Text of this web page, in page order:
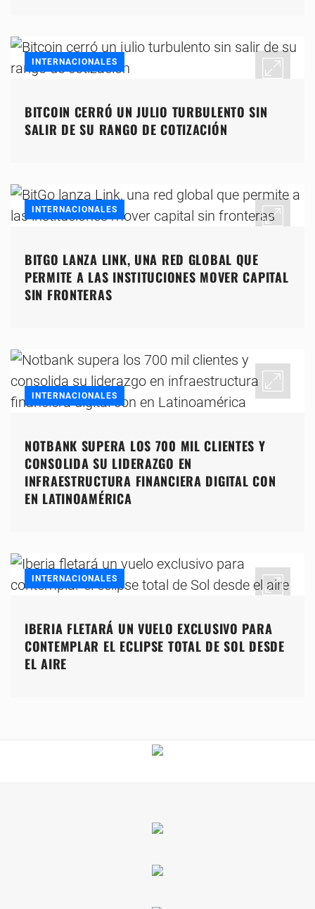
INTERNACIONALES
BITCOIN CERRÓ UN JULIO TURBULENTO SIN
SALIR DE SU RANGO DE COTIZACIÓN
INTERNACIONALES
BITGO LANZA LINK, UNA RED GLOBAL QUE
PERMITE A LAS INSTITUCIONES MOVER CAPITAL
SIN FRONTERAS
INTERNACIONALES
NOTBANK SUPERA LOS 700 MIL CLIENTES Y
CONSOLIDA SU LIDERAZGO EN
INFRAESTRUCTURA FINANCIERA DIGITAL CON
EN LATINOAMÉRICA
INTERNACIONALES
IBERIA FLETARÁ UN VUELO EXCLUSIVO PARA
CONTEMPLAR EL ECLIPSE TOTAL DE SOL DESDE
EL AIRE